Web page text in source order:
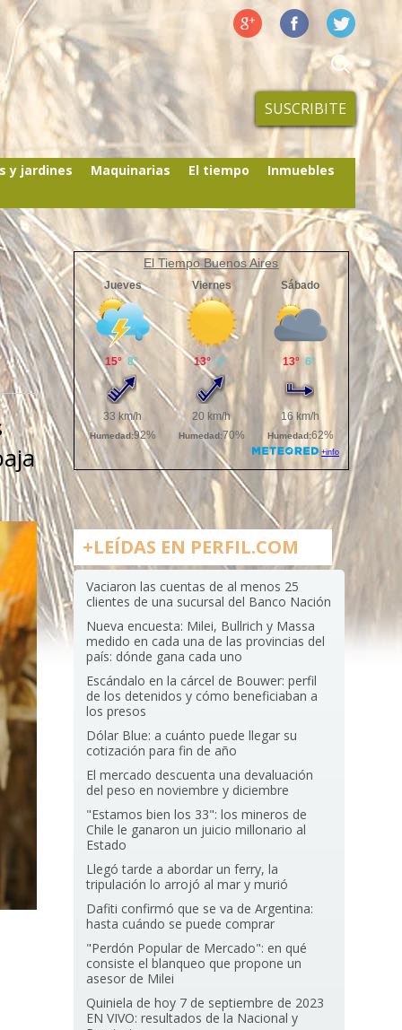
SUSCRIBITE
y jardines Maquinarias El tiempo Inmuebles
El Tiempo Buenos Aires
+LEÍDAS EN PERFIL.COM
Vaciaron las cuentas de al menos 25
clientes de una sucursal del Banco Nación
Nueva encuesta: Milei, Bullrich y Massa
medido en cada una de las provincias del
país: dónde gana cada uno
Escándalo en la cárcel de Bouwer: perfil
de los detenidos y cómo beneficiaban a
los presos
Dólar Blue: a cuánto puede llegar su
cotización para fin de año
El mercado descuenta una devaluación
del peso en noviembre y diciembre
"Estamos bien los 33": los mineros de
Chile le ganaron un juicio millonario al
Estado
Llegó tarde a abordar un ferry, la
tripulación lo arrojó al mar y murió
Dafiti confirmó que se va de Argentina:
hasta cuándo se puede comprar
"Perdón Popular de Mercado": en qué
consiste el blanqueo que propone un
asesor de Milei
Quiniela de hoy 7 de septiembre de 2023
EN VIVO: resultados de la Nacional y